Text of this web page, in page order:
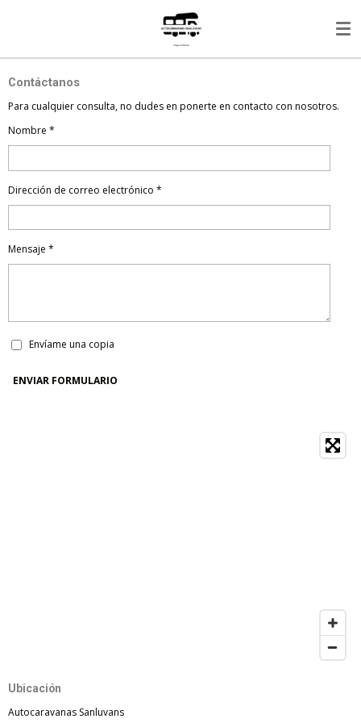
principal
Contáctanos
Para cualquier consulta, no dudes en ponerte en contacto con nosotros.
Nombre *
Dirección de correo electrónico *
Mensaje *
Envíame una copia
ENVIAR FORMULARIO
Ubicación
Autocaravanas Sanluvans